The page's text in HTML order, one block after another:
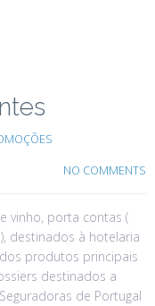
NO COMMENTS
vinho, porta contas (
destinados à hotelaria
produtos principais
destinados a
de Portugal